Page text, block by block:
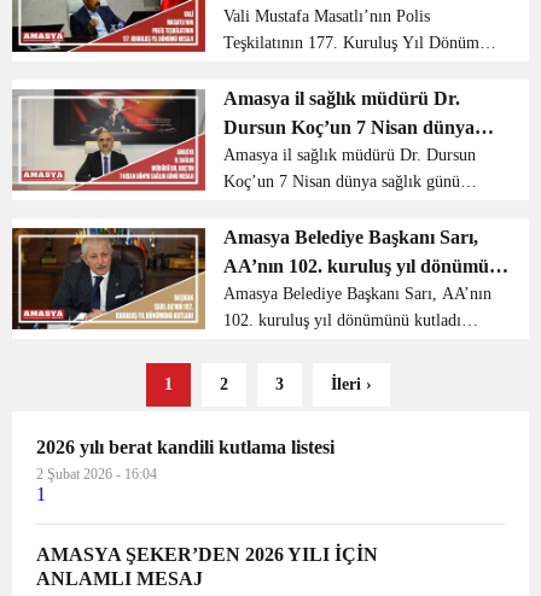
Vali Mustafa Masatlı’nın Polis
Teşkilatının 177. Kuruluş Yıl Dönümü
huzur ve güvenliği, kamu düzeninin
sağlanmasında mesai mefhumu
gözetmeksizin her türlü fedakâ...
Amasya il sağlık müdürü Dr.
Dursun Koç’un 7 Nisan dünya
sağlık günü mesajı
Amasya il sağlık müdürü Dr. Dursun
Koç’un 7 Nisan dünya sağlık günü
Dursun koç, 7 Nisan dünya sağlık günü
için yayımladığı mesajda şu ifadelere
yer verdi; “Yıllardır...
Amasya Belediye Başkanı Sarı,
AA’nın 102. kuruluş yıl dönümünü
kutladı
Amasya Belediye Başkanı Sarı, AA’nın
102. kuruluş yıl dönümünü kutladı
Anadolu Ajansının (AA) 102. kuruluş
1 2 3 İleri ›
2026 yılı berat kandili kutlama listesi
2 Şubat 2026 - 16:04
1
AMASYA ŞEKER’DEN 2026 YILI İÇİN
ANLAMLI MESAJ